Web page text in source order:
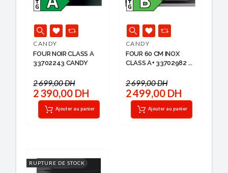
CANDY
FOUR NOIR CLASS A
33702243 CANDY
2 699,00 DH
2 390,00 DH
Ajouter au panier
CANDY
FOUR 60 CM INOX
CLASS A+ 33702982 ...
2 699,00 DH
2 499,00 DH
Ajouter au panier
RUPTURE DE STOCK